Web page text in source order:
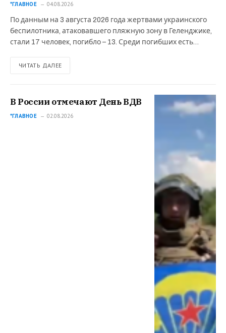
*ГЛАВНОЕ 04.08.2026
По данным на 3 августа 2026 года жертвами украинского
беспилотника, атаковавшего пляжную зону в Геленджике,
стали 17 человек, погибло – 13. Среди погибших есть…
ЧИТАТЬ ДАЛЕЕ
В России отмечают День ВДВ
*ГЛАВНОЕ 02.08.2026